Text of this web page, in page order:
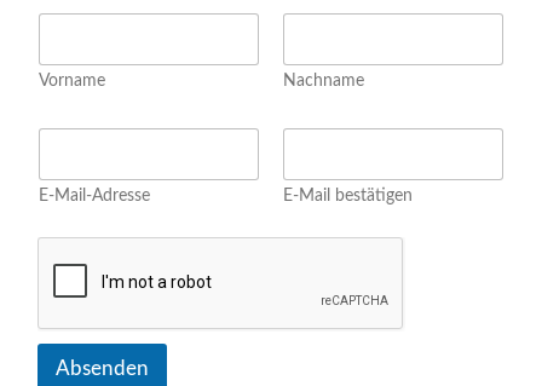
m
N
m
e
Vorname Nachname
E
a
i
E-Mail-Adresse E-Mail bestätigen
Absenden